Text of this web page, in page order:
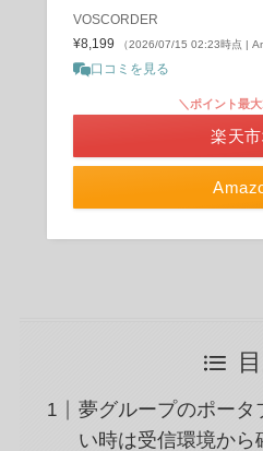
VOSCORDER
¥8,199
（2026/07/15 02:23時点 |
口コミを見る
＼ポイント最
楽天
夢グループのポータ
い時は受信環境から